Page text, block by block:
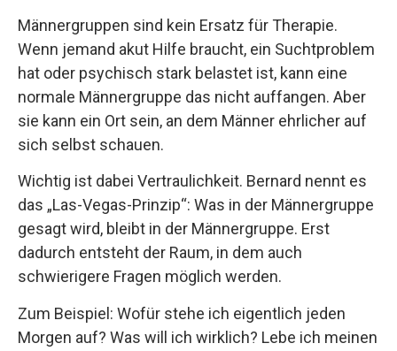
Männergruppen sind kein Ersatz für Therapie.
Wenn jemand akut Hilfe braucht, ein Suchtproblem
hat oder psychisch stark belastet ist, kann eine
normale Männergruppe das nicht auffangen. Aber
sie kann ein Ort sein, an dem Männer ehrlicher auf
sich selbst schauen.
Wichtig ist dabei Vertraulichkeit. Bernard nennt es
das „Las-Vegas-Prinzip“: Was in der Männergruppe
gesagt wird, bleibt in der Männergruppe. Erst
dadurch entsteht der Raum, in dem auch
schwierigere Fragen möglich werden.
Zum Beispiel: Wofür stehe ich eigentlich jeden
Morgen auf? Was will ich wirklich? Lebe ich meinen